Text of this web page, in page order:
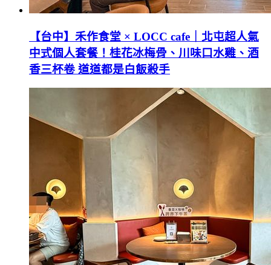
【台中】禾作食堂 × LOCC cafe｜北屯超人氣
中式個人套餐！桂花冰梅骨、川味口水雞、酒
香三杯卷 道道都是白飯殺手